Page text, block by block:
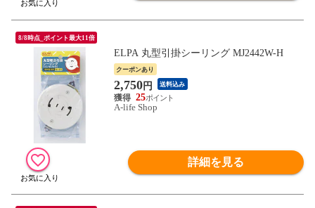
8/8時点_ポイント最大11倍
ELPA 丸型引掛シーリング MJ2442W-H
クーポンあり
2,750円 送料込み
25
A-life Shop
詳細を見る